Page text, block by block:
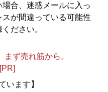
合、迷惑メールに入っ
が間違っている可能性
ださい。
ず売れ筋から。
います】